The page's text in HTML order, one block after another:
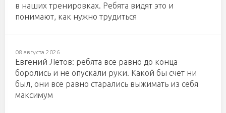
в наших тренировках. Ребята видят это и
понимают, как нужно трудиться
08 августа 2026
Евгений Летов: ребята все равно до конца
боролись и не опускали руки. Какой бы счет ни
был, они все равно старались выжимать из себя
максимум